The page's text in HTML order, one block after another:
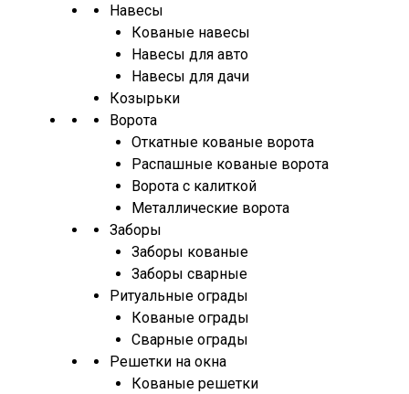
Навесы
Кованые навесы
Навесы для авто
Навесы для дачи
Козырьки
Ворота
Откатные кованые ворота
Распашные кованые ворота
Ворота с калиткой
Металлические ворота
Заборы
Заборы кованые
Заборы сварные
Ритуальные ограды
Кованые ограды
Сварные ограды
Решетки на окна
Кованые решетки